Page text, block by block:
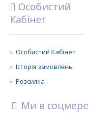
Особистий
Кабінет
Особистий Кабінет
Історія замовлень
Розсилка
Ми в